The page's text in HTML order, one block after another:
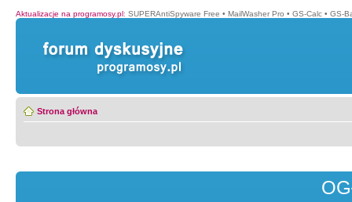
Aktualizacje na programosy.pl: SUPERAntiSpyware Free • MailWasher Pro • GS-Calc • GS-
Strona główna